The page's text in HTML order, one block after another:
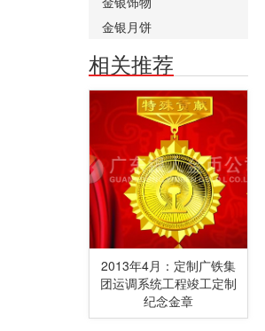
金银月饼
相关推荐
2013年4月：定制广铁集
团运调系统工程竣工定制
纪念金章